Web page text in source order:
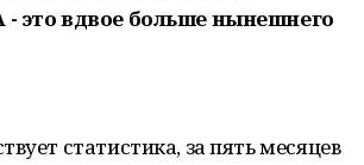
это вдвое больше нынешнего
статистика, за пять месяцев